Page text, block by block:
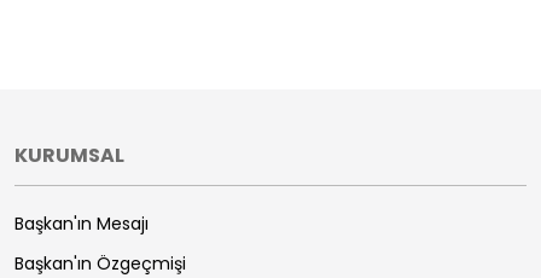
KURUMSAL
Başkan'ın Mesajı
Başkan'ın Özgeçmişi